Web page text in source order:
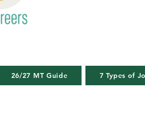
26/27 MT Guide 7 Types of